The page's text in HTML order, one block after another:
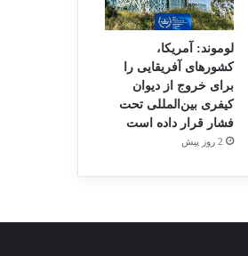
لوموند: آمریکا،
کشورهای آفریقایی را
برای خروج از دیوان
کیفری بین‌المللی تحت
فشار قرار داده است
2 روز پیش